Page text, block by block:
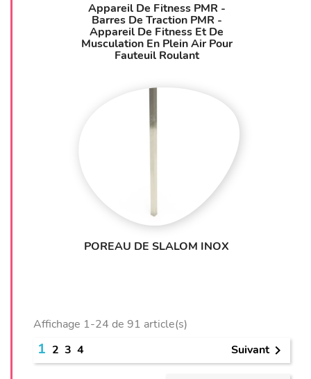
Appareil De Fitness PMR -
Barres De Traction PMR -
Appareil De Fitness Et De
Musculation En Plein Air Pour
Fauteuil Roulant
POREAU DE SLALOM INOX
Affichage 1-24 de 91 article(s)
1 2 3 4 Suivant